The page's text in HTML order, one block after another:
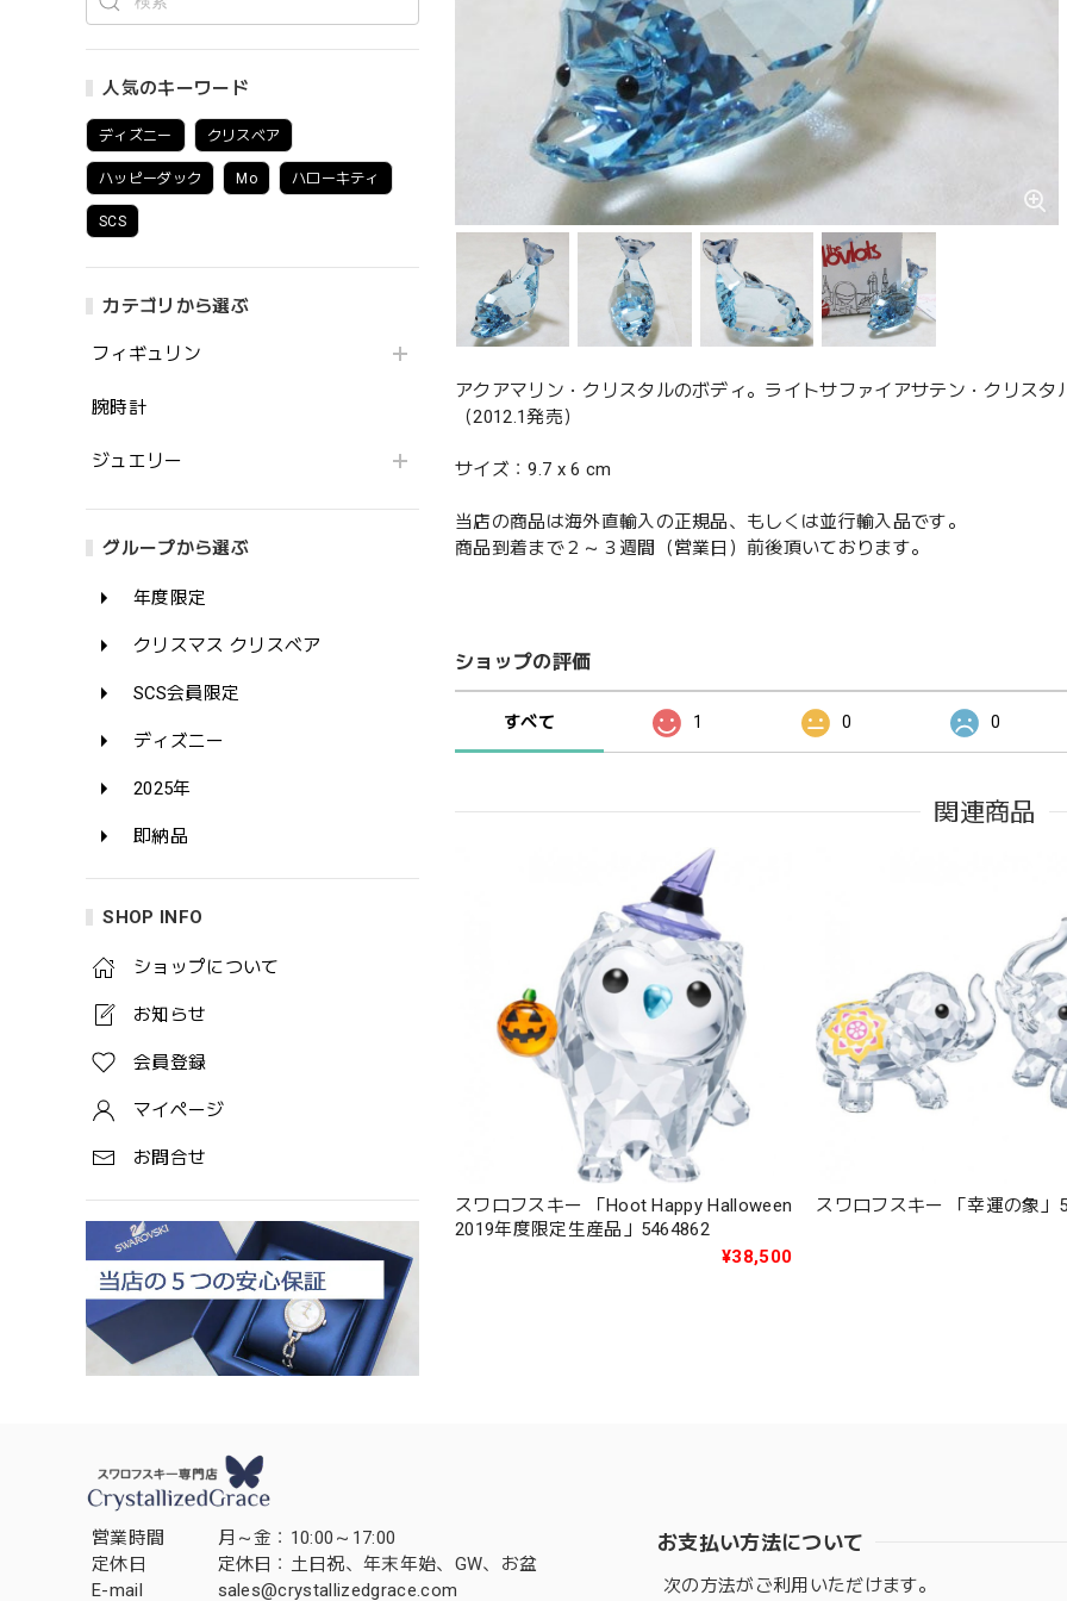
人気のキーワード
ディズニー クリスベア
ハッピーダック Mo ハローキティ
SCS
カテゴリから選ぶ
フィギュリン
腕時計
ジュエリー
グループから選ぶ
年度限定
クリスマス クリスベア
SCS会員限定
ディズニー
2025年
即納品
SHOP INFO
ショップについて
お知らせ
会員登録
マイページ
お問合せ
アクアマリン・クリスタルのボディ。ライトサファイアサテン・クリス
（2012.1発売）
サイズ：9.7 x 6 cm
当店の商品は海外直輸入の正規品、もしくは並行輸入品です。
商品到着まで２～３週間（営業日）前後頂いております。
ショップの評価
すべて 1 0 0
関連商品
スワロフスキー 「Hoot Happy Halloween
2019年度限定生産品」5464862
¥38,500
スワロフスキー 「幸運の象」
営業時間
月～金：10:00～17:00
定休日
定休日：土日祝、年末年始、GW、お盆
E-mail
sales@crystallizedgrace.com
お支払い方法について
次の方法がご利用いただけます。